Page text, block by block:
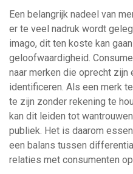
Een belangrijk nadeel van
er te veel nadruk wordt
imago, dit ten koste kan
geloofwaardigheid.
naar merken die oprecht zijn
identificeren. Als een merk
te zijn zonder rekening te
kan dit leiden tot
publiek. Het is daarom
een balans tussen
relaties met consumenten